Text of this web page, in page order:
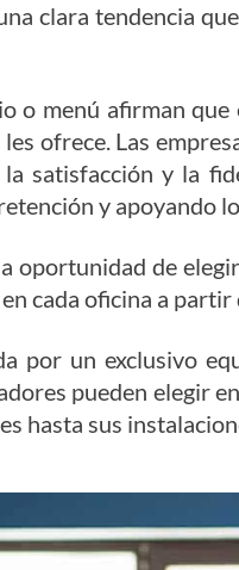
clara tendencia
o menú afirman
ofrece. Las
satisfacción y la
y apoyando
oportunidad de
cada oficina a
por un exclusivo
pueden elegir
hasta sus